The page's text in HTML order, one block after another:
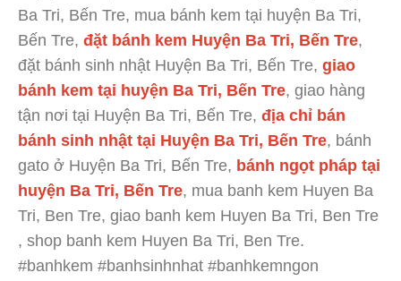
Ba Tri, Bến Tre, mua bánh kem tại huyện Ba Tri,
Bến Tre, đặt bánh kem Huyện Ba Tri, Bến Tre,
đặt bánh sinh nhật Huyện Ba Tri, Bến Tre, giao
bánh kem tại huyện Ba Tri, Bến Tre, giao hàng
tận nơi tại Huyện Ba Tri, Bến Tre, địa chỉ bán
bánh sinh nhật tại Huyện Ba Tri, Bến Tre, bánh
gato ở Huyện Ba Tri, Bến Tre, bánh ngọt pháp tại
huyện Ba Tri, Bến Tre, mua banh kem Huyen Ba
Tri, Ben Tre, giao banh kem Huyen Ba Tri, Ben Tre
, shop banh kem Huyen Ba Tri, Ben Tre.
#banhkem #banhsinhnhat #banhkemngon